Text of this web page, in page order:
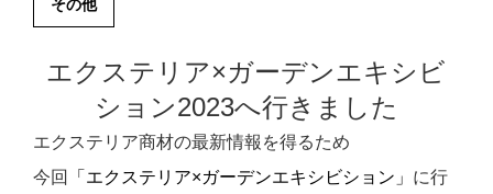
その他
エクステリア×ガーデンエキシビ
ション2023へ行きました
エクステリア商材の最新情報を得るため
今回
「エクステリア×ガーデンエキシビション」 に行